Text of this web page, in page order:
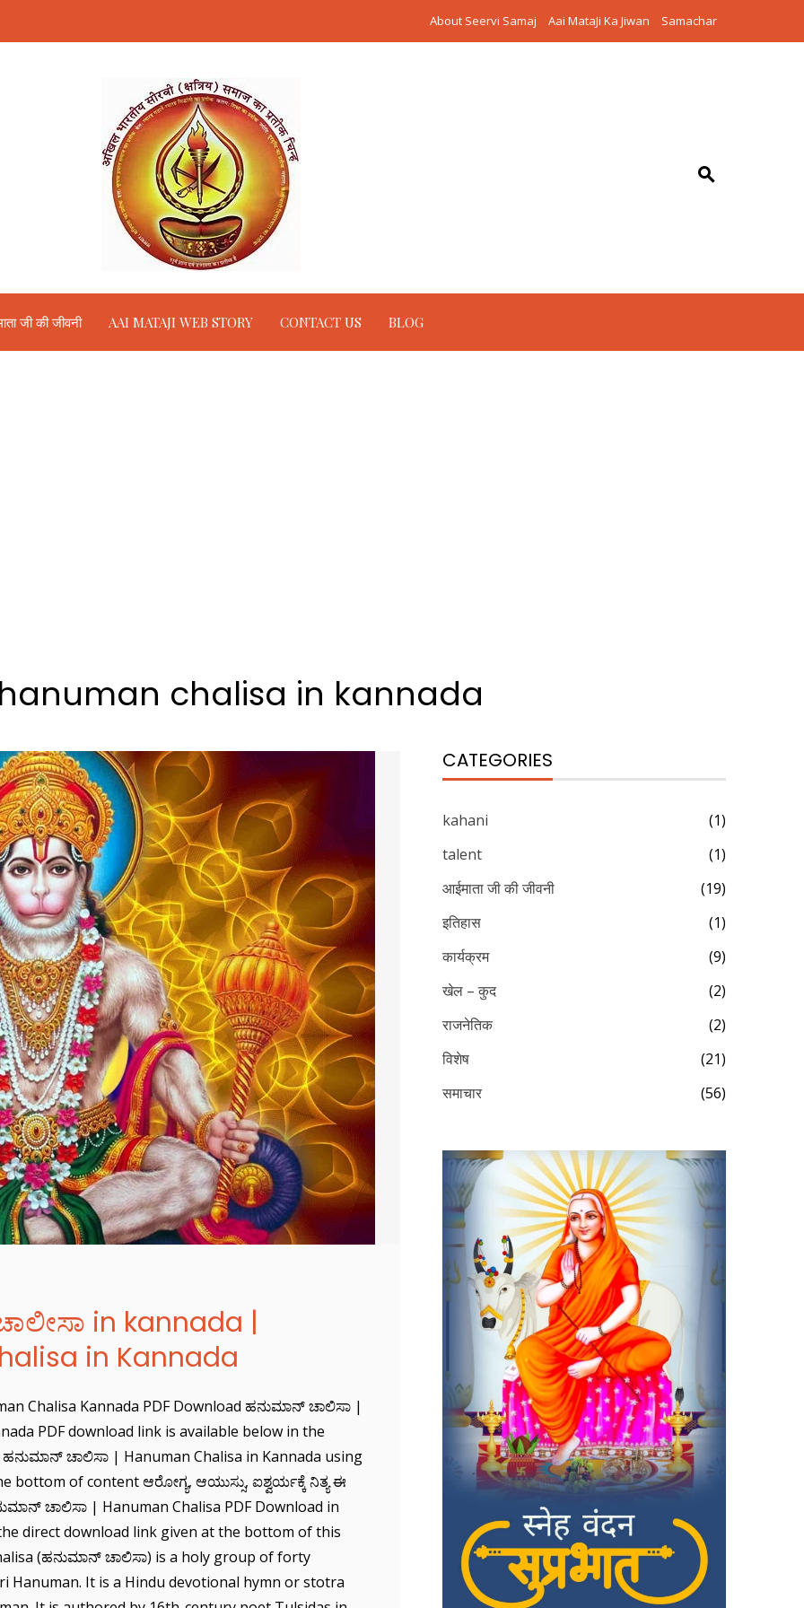
About Seervi Samaj Aai MataJi Ka Jiwan Samachar
जी की जीवनी AAI MATAJI WEB STORY CONTACT US BLOG
chalisa in kannada
in kannada |
in Kannada
Chalisa Kannada PDF Download ಹನುಮಾನ್ ಚಾಲಿಸಾ |
PDF download link is available below in the
ಹನುಮಾನ್ ಚಾಲಿಸಾ | Hanuman Chalisa in Kannada using
bottom of content ಆರೋಗ್ಯ, ಆಯುಸ್ಸು, ಐಶ್ವರ್ಯಕ್ಕೆ ನಿತ್ಯ ಈ
ಚಾಲಿಸಾ | Hanuman Chalisa PDF Download in
direct download link given at the bottom of this
(ಹನುಮಾನ್ ಚಾಲಿಸಾ) is a holy group of forty
Hanuman. It is a Hindu devotional hymn or stotra
CATEGORIES
kahani
(1)
talent
(1)
आईमाता जी की जीवनी
(19)
इतिहास
(1)
कार्यक्रम
(9)
खेल – कुद
(2)
राजनेतिक
(2)
विशेष
(21)
समाचार
(56)